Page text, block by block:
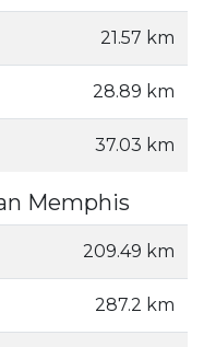
21.57 km
28.89 km
37.03 km
Memphis
209.49 km
287.2 km